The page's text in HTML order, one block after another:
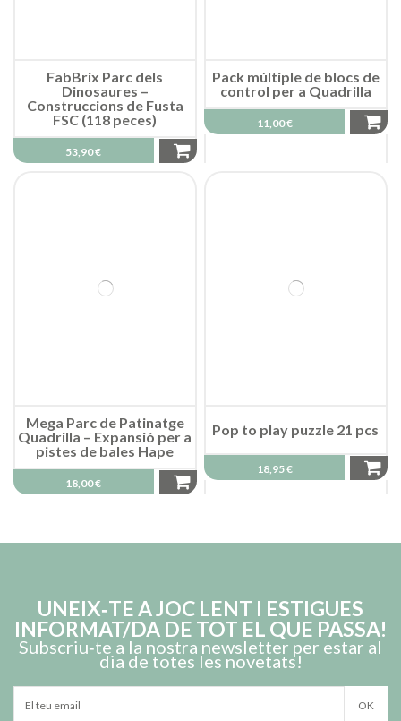
FabBrix Parc dels
Dinosaures –
Construccions de Fusta
FSC (118 peces)
53,90 €
Pack múltiple de blocs de
control per a Quadrilla
11,00 €
Mega Parc de Patinatge
Quadrilla – Expansió per a
pistes de bales Hape
18,00 €
Pop to play puzzle 21 pcs
18,95 €
UNEIX‑TE A JOC LENT I ESTIGUES
INFORMAT/DA DE TOT EL QUE PASSA!
Subscriu‑te a la nostra newsletter per estar al
dia de totes les novetats!